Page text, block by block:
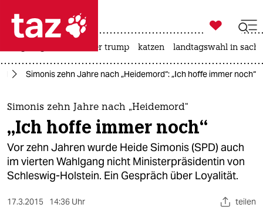
 taz zahl ich
taz zahl ich
themen
politik
öko
gesellschaft

taz zahl ich
usa unter trump katzen landtagswahl in
Simonis zehn Jahre nach „Heidemord“: „Ich hoffe immer noch“
Simonis zehn Jahre nach „Heidemord“
„Ich hoffe immer noch“
Vor zehn Jahren wurde Heide Simonis (SPD) auch
im vierten Wahlgang nicht Ministerpräsidentin von
Schleswig-Holstein. Ein Gespräch über Loyalität.
17.3.2015 14:36 Uhr teilen